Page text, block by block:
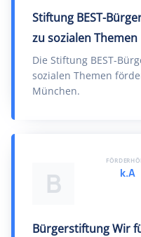
Stiftung BEST-
zu sozialen Themen
Die Stiftung BEST-
sozialen Themen
München.
B
Bürgerstiftung Wir
k.A